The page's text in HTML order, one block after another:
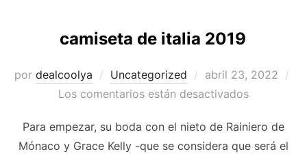
camiseta de italia 2019
por dealcoolya Uncategorized
Publicado
el
abril 23, 2022
Los comentarios están desactivados
Para empezar, su boda con el nieto de Rainiero de
Mónaco y Grace Kelly -que se considera que será el